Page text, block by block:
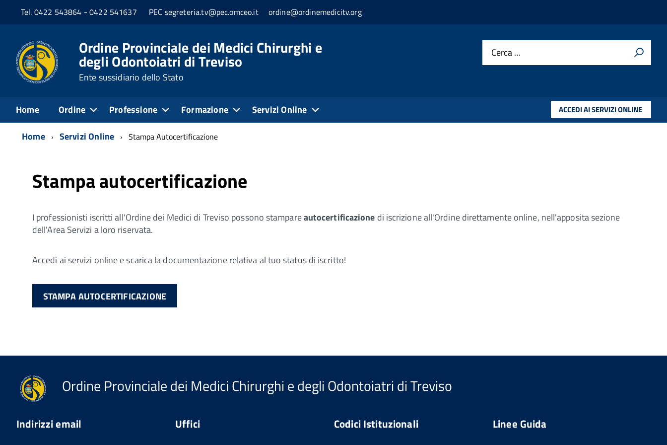
Tel. 0422 543864 - 0422 541637 PEC segreteria.tv@pec.omceo.it ordine@ordinemedicitv.org
Ordine Provinciale dei Medici Chirurghi e
degli Odontoiatri di Treviso
Ente sussidiario dello Stato
Cerca …
Home Ordine Professione Formazione Servizi Online ACCEDI AI SERVIZI ONLINE
Home Servizi Online Stampa Autocertificazione
Stampa autocertificazione
I professionisti iscritti all'Ordine dei Medici di Treviso possono stampareautocertificazione di iscrizione all'Ordine direttamente online, nell'apposita sezione
dell'Area Servizi a loro riservata.
Accedi ai servizi online e scarica la documentazione relativa al tuo status di iscritto!
STAMPA AUTOCERTIFICAZIONE
Ordine Provinciale dei Medici Chirurghi e degli Odontoiatri di Treviso
Indirizzi email Uffici Codici Istituzionali Linee Guida